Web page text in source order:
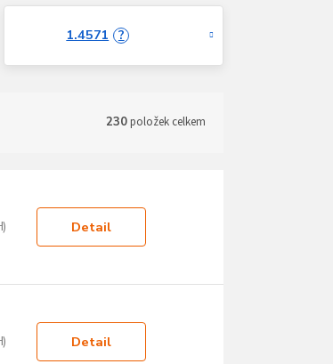
1.4571 ?
230položek celkem
Detail
Detail